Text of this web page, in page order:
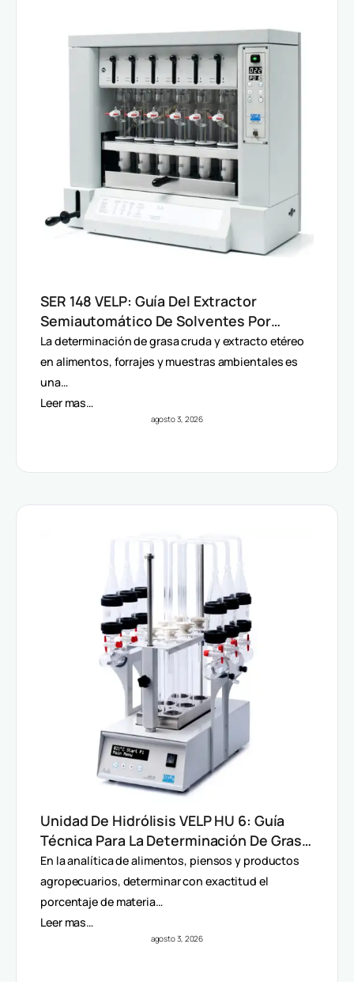
SER 148 VELP: Guía Del Extractor
Semiautomático De Solventes Por
Método Randall
La determinación de grasa cruda y extracto etéreo
en alimentos, forrajes y muestras ambientales es
una…
Leer mas…
agosto 3, 2026
Unidad De Hidrólisis VELP HU 6: Guía
Técnica Para La Determinación De Grasa
Total En Alimentos
En la analítica de alimentos, piensos y productos
agropecuarios, determinar con exactitud el
porcentaje de materia…
Leer mas…
agosto 3, 2026